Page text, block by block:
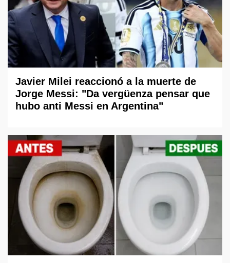
Javier Milei reaccionó a la muerte de
Jorge Messi: "Da vergüenza pensar que
hubo anti Messi en Argentina"